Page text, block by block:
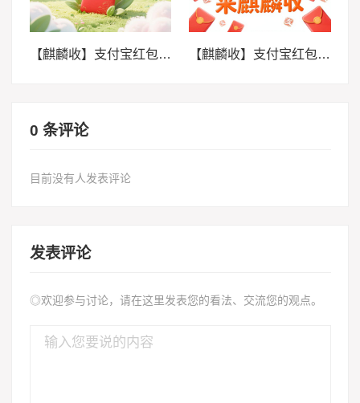
【麒麟收】支付宝红包套装回收实用指南：闲置权益轻松盘活 【麒麟收】支付宝红包套装回收打理方法：精简你的数字卡包
0 条评论
目前没有人发表评论
发表评论
◎欢迎参与讨论，请在这里发表您的看法、交流您的观点。